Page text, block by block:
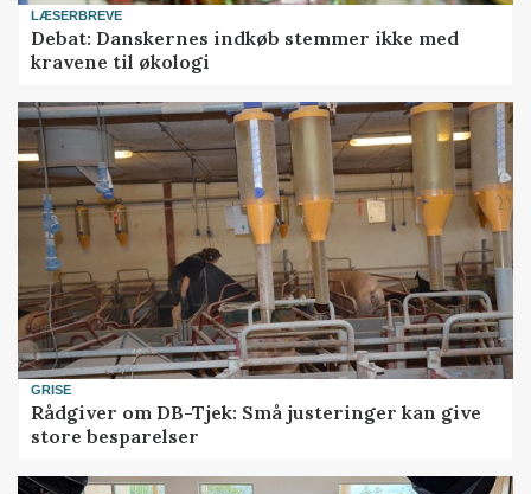
LÆSERBREVE
Debat: Danskernes indkøb stemmer ikke med
kravene til økologi
GRISE
Rådgiver om DB-Tjek: Små justeringer kan give
store besparelser